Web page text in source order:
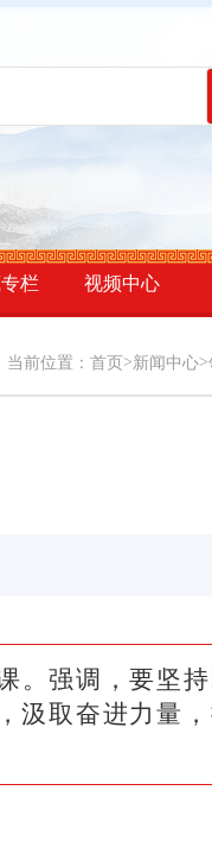
栏 视频中心
当前位置： 首页 >新闻中心>
。强调，要坚持
汲取奋进力量